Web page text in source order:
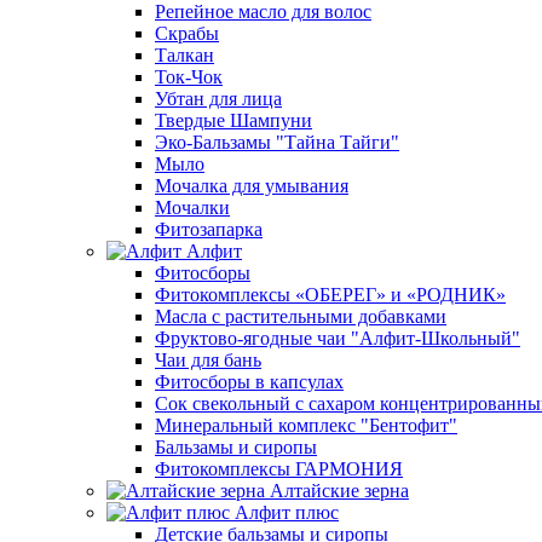
Репейное масло для волос
Скрабы
Талкан
Ток-Чок
Убтан для лица
Твердые Шампуни
Эко-Бальзамы "Тайна Тайги"
Мыло
Мочалка для умывания
Мочалки
Фитозапарка
Алфит
Фитосборы
Фитокомплексы «ОБЕРЕГ» и «РОДНИК»
Масла с растительными добавками
Фруктово-ягодные чаи "Алфит-Школьный"
Чаи для бань
Фитосборы в капсулах
Сок свекольный с сахаром
Минеральный комплекс "Бентофит"
Бальзамы и сиропы
Фитокомплексы ГАРМОНИЯ
Алтайские зерна
Алфит плюс
Детские бальзамы и сиропы